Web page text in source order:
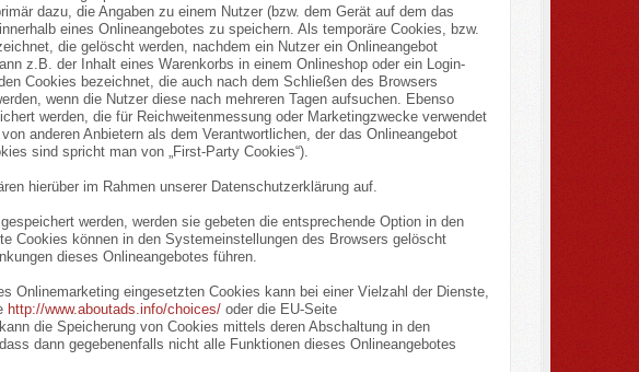
dazu, die Angaben zu einem Nutzer (bzw. dem Gerät auf dem das
eines Onlineangebotes zu speichern. Als temporäre Cookies, bzw.
die gelöscht werden, nachdem ein Nutzer ein Onlineangebot
z.B. der Inhalt eines Warenkorbs in einem Onlineshop oder ein Login-
Cookies bezeichnet, die auch nach dem Schließen des Browsers
wenn die Nutzer diese nach mehreren Tagen aufsuchen. Ebenso
werden, die für Reichweitenmessung oder Marketingzwecke verwendet
anderen Anbietern als dem Verantwortlichen, der das Onlineangebot
sind spricht man von „First-Party Cookies“).
hierüber im Rahmen unserer Datenschutzerklärung auf.
werden, werden sie gebeten die entsprechende Option in den
Cookies können in den Systemeinstellungen des Browsers gelöscht
dieses Onlineangebotes führen.
Onlinemarketing eingesetzten Cookies kann bei einer Vielzahl der Dienste,
http://www.aboutads.info/choices/oder die EU-Seite
die Speicherung von Cookies mittels deren Abschaltung in den
dann gegebenenfalls nicht alle Funktionen dieses Onlineangebotes